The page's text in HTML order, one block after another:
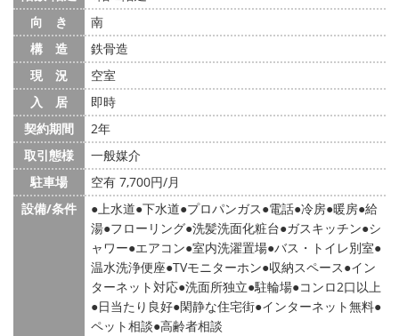
向 き
南
構 造
鉄骨造
現 況
空室
入 居
即時
契約期間
2年
取引態様
一般媒介
駐車場
空有 7,700円/月
設備/条件
上水道 下水道 プロパンガス 電話 冷房 暖房 給
湯 フローリング 洗髪洗面化粧台 ガスキッチン シ
ャワー エアコン 室内洗濯置場 バス・トイレ別室
温水洗浄便座 TVモニターホン 収納スペース イン
ターネット対応 洗面所独立 駐輪場 コンロ2口以上
日当たり良好 閑静な住宅街 インターネット無料
ペット相談 高齢者相談